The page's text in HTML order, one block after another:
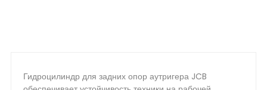
Гидроцилиндр для задних опор аутригера JCB